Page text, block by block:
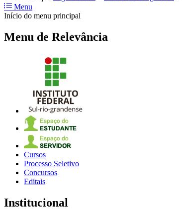
Menu
Início do menu principal
Menu de Relevância
Cursos
Processo Seletivo
Concursos
Editais
Institucional